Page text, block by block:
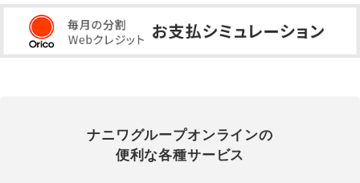
ナニワグループオンラインの
便利な各種サービス